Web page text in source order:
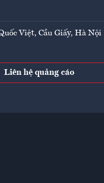
Việt, Cầu Giấy, Hà Nội
Liên hệ quảng cáo